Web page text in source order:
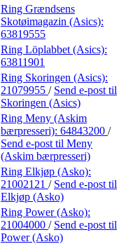
Ring Grændsens
Skotøimagazin (Asics):
63819555
Ring Löplabbet (Asics):
63811901
Ring Skoringen (Asics):
21079955 / Send e-post til
Skoringen (Asics)
Ring Meny (Askim
bærpresseri): 64843200 /
Send e-post til Meny
(Askim bærpresseri)
Ring Elkjøp (Asko):
21002121 / Send e-post til
Elkjøp (Asko)
Ring Power (Asko):
21004000 / Send e-post til
Power (Asko)